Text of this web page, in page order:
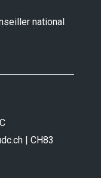
national
| CH83